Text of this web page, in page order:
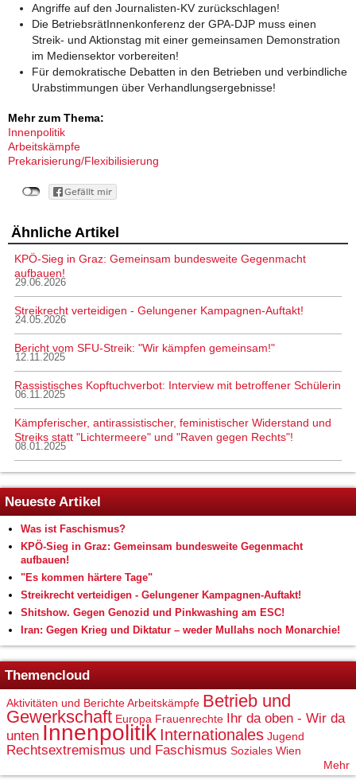
Angriffe auf den Journalisten-KV zurückschlagen!
Die BetriebsrätInnenkonferenz der GPA-DJP muss einen
Streik- und Aktionstag mit einer gemeinsamen Demonstration
im Mediensektor vorbereiten!
Für demokratische Debatten in den Betrieben und verbindliche
Urabstimmungen über Verhandlungsergebnisse!
Mehr zum Thema:
Innenpolitik
Arbeitskämpfe
Prekarisierung/Flexibilisierung
Ähnliche Artikel
KPÖ-Sieg in Graz: Gemeinsam bundesweite Gegenmacht
aufbauen!
29.06.2026
Streikrecht verteidigen - Gelungener Kampagnen-Auftakt!
24.05.2026
Bericht vom SFU-Streik: "Wir kämpfen gemeinsam!"
12.11.2025
Rassistisches Kopftuchverbot: Interview mit betroffener Schülerin
06.11.2025
Kämpferischer, antirassistischer, feministischer Widerstand und
Streiks statt "Lichtermeere" und "Raven gegen Rechts"!
08.01.2025
Neueste Artikel
Was ist Faschismus?
KPÖ-Sieg in Graz: Gemeinsam bundesweite Gegenmacht
aufbauen!
"Es kommen härtere Tage"
Streikrecht verteidigen - Gelungener Kampagnen-Auftakt!
Shitshow. Gegen Genozid und Pinkwashing am ESC!
Iran: Gegen Krieg und Diktatur – weder Mullahs noch Monarchie!
Themencloud
Aktivitäten und BerichteArbeitskämpfe Betrieb und
Gewerkschaft Europa Frauenrechte Ihr da oben - Wir da
unten Innenpolitik Internationales Jugend
Rechtsextremismus und Faschismus Soziales Wien
Mehr